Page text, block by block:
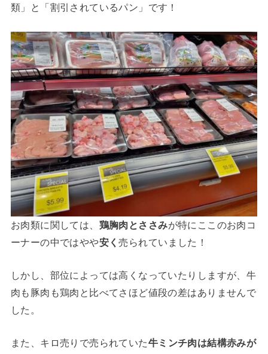
類」と「割引されているパン」です！
お肉類に関しては、 鶏胸肉とささみが特にここのお肉コ
ーナーの中ではやや安く売られていました！
しかし、部位によっては高くなっていたりしますが、牛
肉も豚肉も鶏肉と比べてさほど値段の差はありませんで
した。
また、キロ売りで売られていた牛ミンチ肉は結構赤みが